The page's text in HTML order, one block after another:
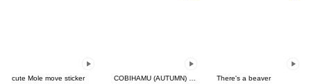
cute Mole move sticker There's a beaver